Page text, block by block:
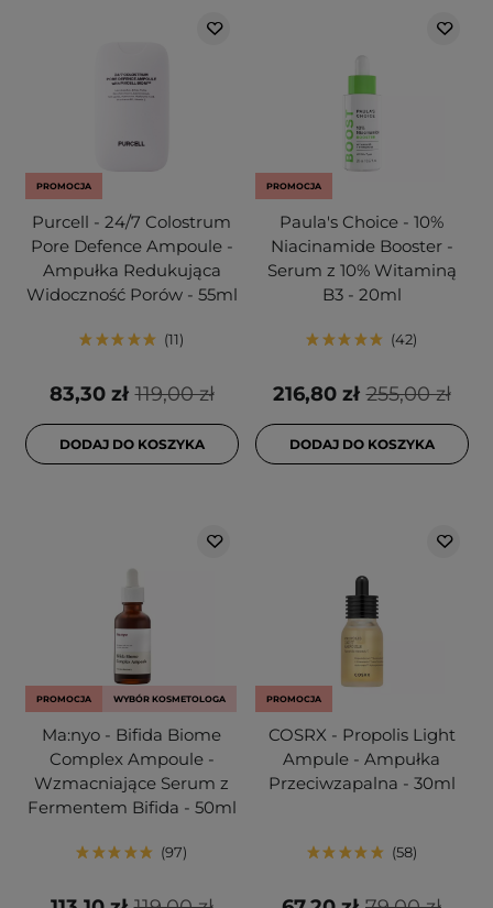
PROMOCJA
Purcell - 24/7 Colostrum
Pore Defence Ampoule -
Ampułka Redukująca
Widoczność Porów - 55ml
11
119,00 zł
83,30 zł
DODAJ DO KOSZYKA
PROMOCJA
Paula's Choice - 10%
Niacinamide Booster -
Serum z 10% Witaminą
B3 - 20ml
42
255,00 zł
216,80 zł
DODAJ DO KOSZYKA
PROMOCJA WYBÓR KOSMETOLOGA
Ma:nyo - Bifida Biome
Complex Ampoule -
Wzmacniające Serum z
Fermentem Bifida - 50ml
97
PROMOCJA
COSRX - Propolis Light
Ampule - Ampułka
Przeciwzapalna - 30ml
58